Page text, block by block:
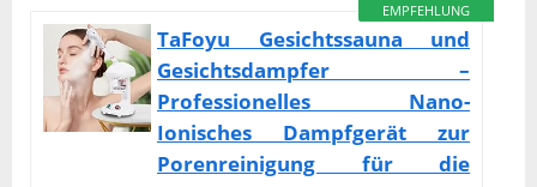
EMPFEHLUNG
TaFoyu Gesichtssauna und
Gesichtsdampfer –
Professionelles Nano-
Ionisches Dampfgerät zur
Porenreinigung für die